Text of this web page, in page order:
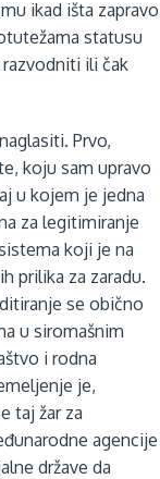
ikad išta zapravo
statusu
ili čak
Prvo,
koju sam upravo
u kojem je jedna
za legitimiranje
koji je na
prilika za zaradu.
se obično
u siromašnim
i rodna
je,
taj žar za
agencije
države da